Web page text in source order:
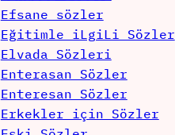
Efsane sözler
Eğitimle iLgiLi Sözler
Elvada Sözleri
Enterasan Sözler
Enteresan Sözler
Erkekler için Sözler